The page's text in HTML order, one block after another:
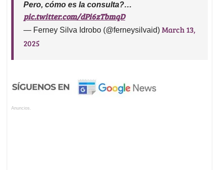
Pero, cómo es la consulta?…
pic.twitter.com/dPi6zTbmqD
— Ferney Silva Idrobo (@ferneysilvaid) March 13,
2025
Anuncios.